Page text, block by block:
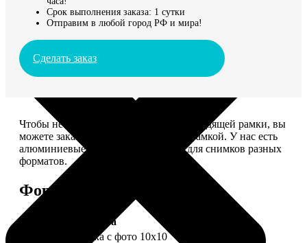
Срок выполнения заказа: 1 сутки
Отправим в любой город РФ и мира!
Сделать заказ
Чтобы не тратить время на поиск подходящей рамки, вы
можете заказать печать фото сразу с рамкой. У нас есть
алюминиевые и деревянные рамки для снимков разных
форматов.
Форматы и цены
Услуга
деревянная рамка с фото 10х10